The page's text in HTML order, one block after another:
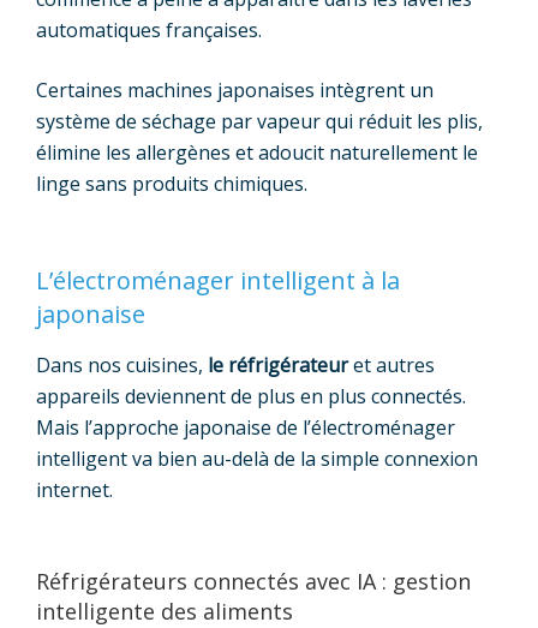
automatiques françaises.
Certaines machines japonaises intègrent un
système de séchage par vapeur qui réduit les plis,
élimine les allergènes et adoucit naturellement le
linge sans produits chimiques.
L’électroménager intelligent à la
japonaise
Dans nos cuisines, le réfrigérateuret autres
appareils deviennent de plus en plus connectés.
Mais l’approche japonaise de l’électroménager
intelligent va bien au-delà de la simple connexion
internet.
Réfrigérateurs connectés avec IA : gestion
intelligente des aliments